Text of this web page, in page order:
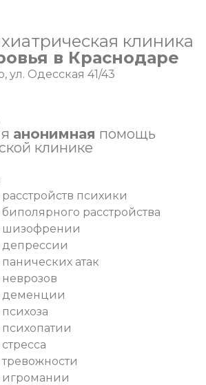
клиника
в Краснодаре
ул. Одесская 41/43
анонимная помощь
клинике
психики
расстройства
шизофрении
атак
деменции